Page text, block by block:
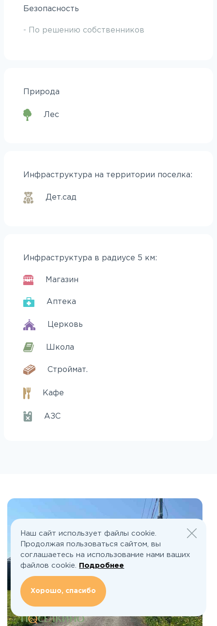
Безопасность
- По решению собственников
Природа
Лес
Инфраструктура на территории поселка:
Дет.сад
Инфраструктура в радиусе 5 км:
Магазин
Аптека
Церковь
Школа
Строймат.
Кафе
АЗС
Наш сайт использует файлы cookie.
Продолжая пользоваться сайтом, вы
соглашаетесь на использование нами ваших
файлов cookie.
Подробнее
Хорошо, спасибо